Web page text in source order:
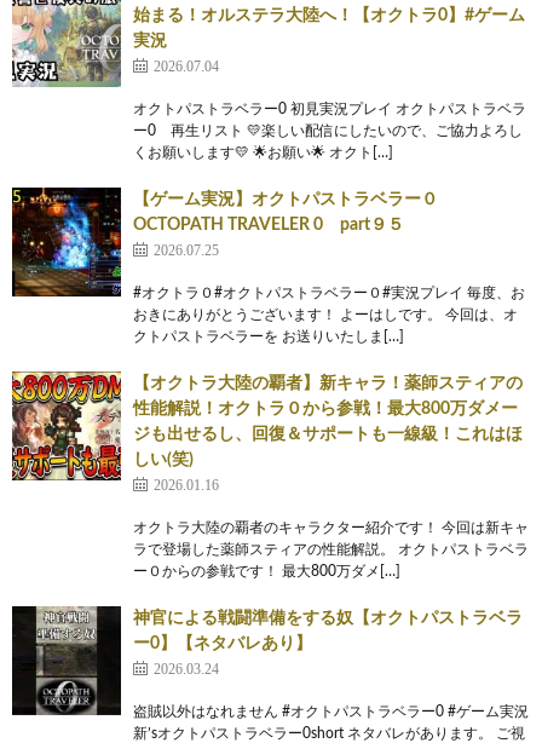
始まる！オルステラ大陸へ！【オクトラ0】#ゲーム
実況
2026.07.04
オクトパストラベラー0 初見実況プレイ オクトパストラベラ
ー0 再生リスト 💛楽しい配信にしたいので、ご協力よろし
くお願いします💛 🌟お願い🌟 オクト[…]
【ゲーム実況】オクトパストラベラー０
OCTOPATH TRAVELER 0 part９５
2026.07.25
#オクトラ０#オクトパストラベラー０#実況プレイ 毎度、お
おきにありがとうございます！ よーはしです。 今回は、オ
クトパストラベラーを お送りいたしま[…]
【オクトラ大陸の覇者】新キャラ！薬師スティアの
性能解説！オクトラ０から参戦！最大800万ダメー
ジも出せるし、回復＆サポートも一線級！これはほ
しい(笑)
2026.01.16
オクトラ大陸の覇者のキャラクター紹介です！ 今回は新キャ
ラで登場した薬師スティアの性能解説。 オクトパストラベラ
ー０からの参戦です！ 最大800万ダメ[…]
神官による戦闘準備をする奴【オクトパストラベラ
ー0】【ネタバレあり】
2026.03.24
盗賊以外はなれません #オクトパストラベラー0 #ゲーム実況
新’sオクトパストラベラー0short ネタバレがあります。 ご視